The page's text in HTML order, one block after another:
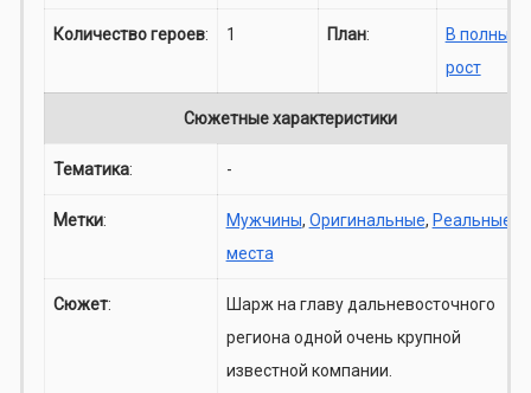
Количество героев: 1 План:
В полный
рост
Сюжетные характеристики
Тематика: -
Метки: Мужчины, Оригинальные, Реальные
места
Сюжет:
Шарж на главу дальневосточного
региона одной очень крупной
известной компании.